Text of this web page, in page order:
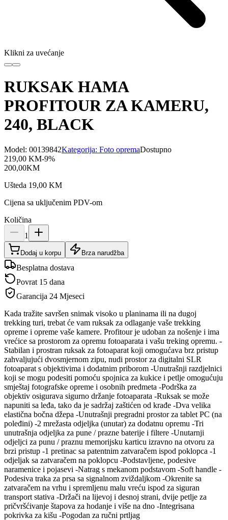
Klikni za uvećanje
RUKSAK HAMA
PROFITOUR ZA KAMERU,
240, BLACK
Model: 00139842Kategorija: Foto opremaDostupno
219,00 KM-9%
200,00KM
Ušteda 19,00 KM
Cijena sa uključenim PDV-om
Količina
1
Dodaj u korpu Brza narudžba
Besplatna dostava
Povrat 15 dana
Garancija 24 Mjeseci
Kada tražite savršen snimak visoko u planinama ili na dugoj
trekking turi, trebat će vam ruksak za odlaganje vaše trekking
opreme i opreme vaše kamere. Profitour je udoban za nošenje i ima
vrećice sa prostorom za opremu fotoaparata i vašu treking opremu. -
Stabilan i prostran ruksak za fotoaparat koji omogućava brz pristup
zahvaljujući dvosmjernom zipu, nudi prostor za digitalni SLR
fotoaparat s objektivima i dodatnim priborom -Unutrašnji razdjelnici
koji se mogu podesiti pomoću spojnica za kukice i petlje omogućuju
smještaj fotografske opreme i osobnih predmeta -Podrška za
objektiv osigurava sigurno držanje fotoaparata -Ruksak se može
napuniti sa leđa, tako da je sadržaj zaštićen od krađe -Dva velika
elastična bočna džepa -Unutrašnji pregradni prostor za tablet PC (na
poleđini) -2 mrežasta odjeljka (unutar) za dodatnu opremu -Tri
unutrašnja odjeljka za pune / prazne baterije i filtere -Unutarnji
odjeljci za punu / praznu memorijsku karticu izravno na otvoru za
brzi pristup -1 pretinac sa patentnim zatvaračem ispod poklopca -1
odjeljak sa zatvaračem na poklopcu -Podstavljene, podesive
naramenice i pojasevi -Natrag s mekanom podstavom -Soft handle -
Podesiva traka za prsa sa signalnom zviždaljkom -Okrenite sa
zatvaračem na vrhu i spremljenu malu vreću ispod za siguran
transport stativa -Držači na lijevoj i desnoj strani, dvije petlje za
pričvršćivanje štapova za hodanje i više na dno -Integrisana
pokrivka za kišu -Pogodan za ručni prtljag